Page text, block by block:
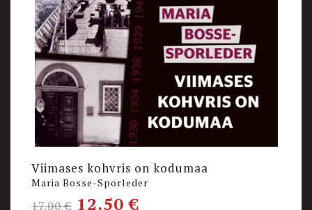
Viimases kohvris on kodumaa
Maria Bosse-Sporleder
17.00€ 12.50€